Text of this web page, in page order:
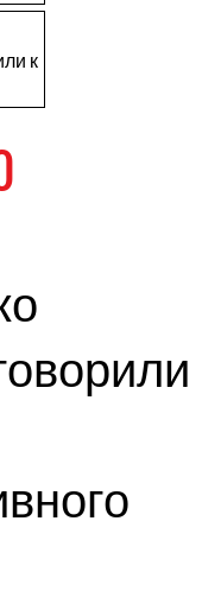
к